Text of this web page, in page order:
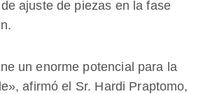
ajuste de piezas en la fase
un enorme potencial para la
afirmó el Sr. Hardi Praptomo,